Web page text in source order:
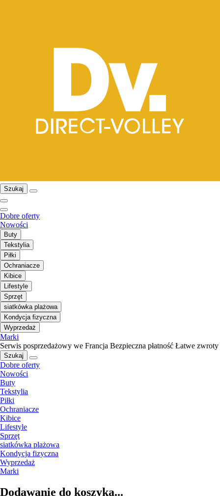
Szukaj
Dobre oferty
Nowości
Buty
Tekstylia
Piłki
Ochraniacze
Kibice
Lifestyle
Sprzęt
siatkówka plażowa
Kondycja fizyczna
Wyprzedaż
Marki
Serwis posprzedażowy we Francja Bezpieczna płatność Łatwe zwroty
Szukaj
Dobre oferty
Nowości
Buty
Tekstylia
Piłki
Ochraniacze
Kibice
Lifestyle
Sprzęt
siatkówka plażowa
Kondycja fizyczna
Wyprzedaż
Marki
Dodawanie do koszyka...